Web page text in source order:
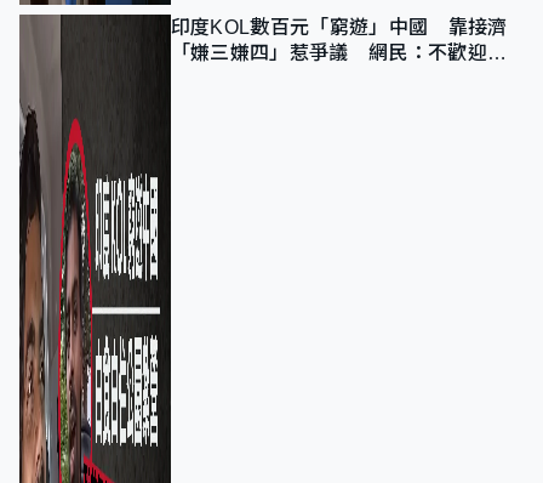
印度KOL數百元「窮遊」中國 靠接濟
「嫌三嫌四」惹爭議 網民：不歡迎劣